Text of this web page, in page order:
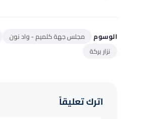
الوسوم مجلس جهة كلميم - واد نون
نزار بركة
اترك تعليقاً